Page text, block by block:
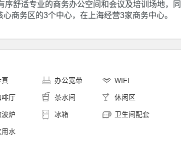
舒适专业的商务办公空间和会议及培训场地，同
商务区的3个中心，在上海经营3家商务中心。
真 办公宽带 WIFI
啡厅 茶水间 休闲区
波炉 冰箱 卫生间配套
用水